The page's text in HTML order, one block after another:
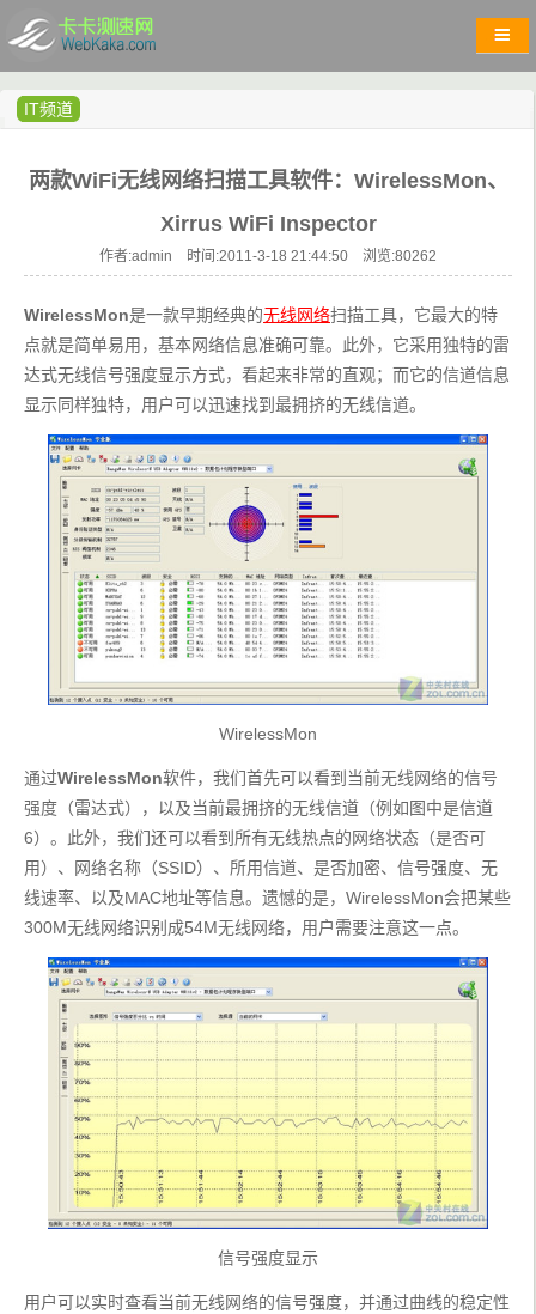
IT频道
两款WiFi无线网络扫描工具软件：WirelessMon、
Xirrus WiFi Inspector
作者:admin 时间:2011-3-18 21:44:50 浏览:80262
WirelessMon是一款早期经典的无线网络扫描工具，它最大的特
点就是简单易用，基本网络信息准确可靠。此外，它采用独特的雷
达式无线信号强度显示方式，看起来非常的直观；而它的信道信息
显示同样独特，用户可以迅速找到最拥挤的无线信道。
WirelessMon
通过WirelessMon软件，我们首先可以看到当前无线网络的信号
强度（雷达式），以及当前最拥挤的无线信道（例如图中是信道
6）。此外，我们还可以看到所有无线热点的网络状态（是否可
用）、网络名称（SSID）、所用信道、是否加密、信号强度、无
线速率、以及MAC地址等信息。遗憾的是，WirelessMon会把某些
300M无线网络识别成54M无线网络，用户需要注意这一点。
信号强度显示
用户可以实时查看当前无线网络的信号强度，并通过曲线的稳定性